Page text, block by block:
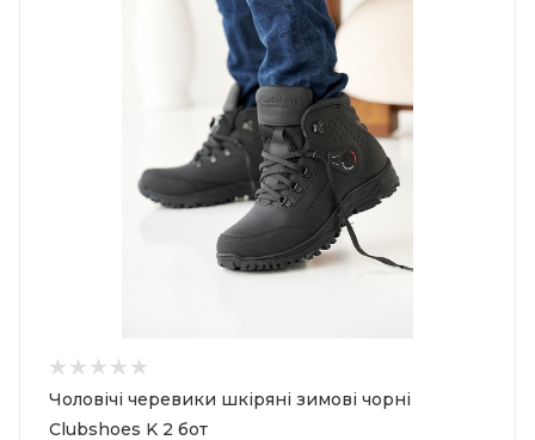
Чоловічі черевики шкіряні зимові чорні
Clubshoes K 2 бот